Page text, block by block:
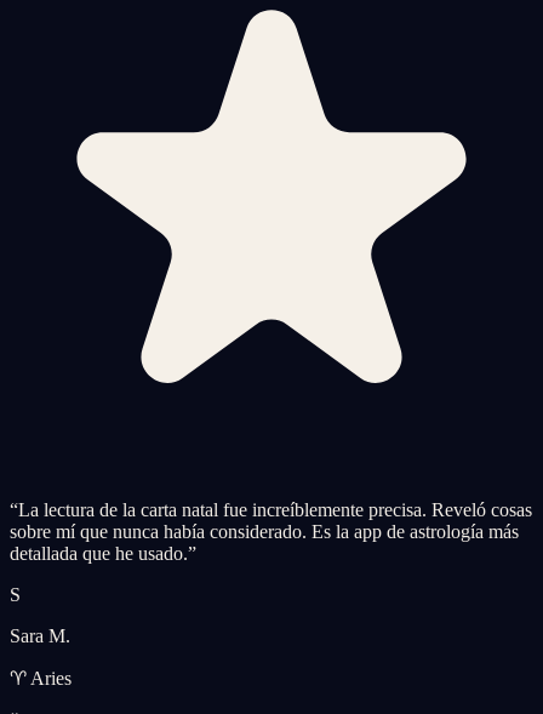
“La lectura de la carta natal fue increíblemente precisa. Reveló cosas
sobre mí que nunca había considerado. Es la app de astrología más
detallada que he usado.”
S
Sara M.
♈ Aries